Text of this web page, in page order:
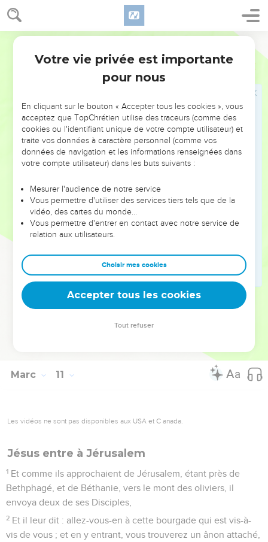
Marc 10
serviteur de tous.
Car aussi le Fils de l'homme n'est pas venu pour être servi,
mais pour servir, et pour donner sa vie en rançon pour
plusieurs.
Jésus guérit l'aveugle Bartimée
Puis ils arrivèrent à Jéricho ; et comme il partait de Jéricho
avec ses Disciples et une grande troupe, un aveugle,
[appelé] Bartimée, [c'est-à-dire], fils de Timée, était assis sur
le chemin, et mendiait.
Et ayant entendu que c'était Jésus le Nazarien, il se mit à
crier, et à dire : Jésus, Fils de David, aie pitié de moi.
Et plusieurs le censuraient fortement, afin qu'il se tût ;
mais il criait encore plus fort : Fils de David, aie pitié de moi !
Et Jésus s'étant arrêté, dit qu'on l'appelât. On l'appela
Et jetant bas son manteau, il se leva, et s'en vint à Jésus.
Et Jésus prenant la parole, lui dit : que veux-tu que je te
fasse ? Et l'aveugle lui dit : Maître, que je recouvre la vue.
Marc 11
Les vidéos ne sont pas disponibles aux USA et C anada.
Jésus entre à Jérusalem
1 Et comme ils approchaient de Jérusalem, étant près de
Bethphagé, et de Béthanie, vers le mont des oliviers, il
envoya deux de ses Disciples,
2 Et il leur dit : allez-vous-en à cette bourgade qui est vis-à-
vis de vous ; et en y entrant, vous trouverez un ânon attaché,
Votre vie privée est importante
pour nous
En cliquant sur le bouton « Accepter tous les cookies », vous
acceptez que TopChrétien utilise des traceurs (comme des
cookies ou l'identifiant unique de votre compte utilisateur) et
traite vos données à caractère personnel (comme vos
données de navigation et les informations renseignées dans
votre compte utilisateur) dans les buts suivants :
Mesurer l'audience de notre service
Vous permettre d'utiliser des services tiers tels que de la
vidéo, des cartes du monde…
Vous permettre d'entrer en contact avec notre service de
relation aux utilisateurs.
Choisir mes cookies
Accepter tous les cookies
Tout refuser